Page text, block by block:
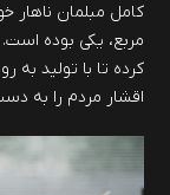
مربع، یکی بوده
کرده تا با تولید به
اقشار مردم را به